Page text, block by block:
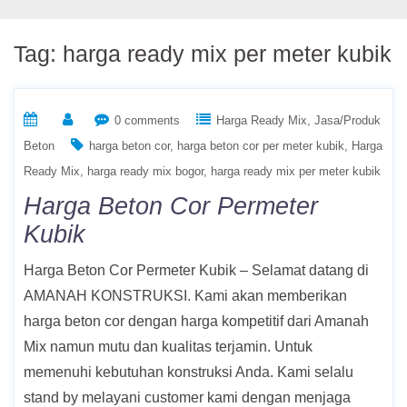
Tag: harga ready mix per meter kubik
0 comments Harga Ready Mix Jasa/Produk
Beton
harga beton cor harga beton cor per meter kubik
Harga
Ready Mix
harga ready mix bogor harga ready mix per meter kubik
Harga Beton Cor Permeter
Kubik
Harga Beton Cor Permeter Kubik – Selamat datang di
AMANAH KONSTRUKSI. Kami akan memberikan
harga beton cor dengan harga kompetitif dari Amanah
Mix namun mutu dan kualitas terjamin. Untuk
memenuhi kebutuhan konstruksi Anda. Kami selalu
stand by melayani customer kami dengan menjaga